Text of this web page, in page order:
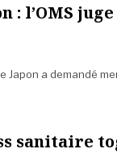
: l’OMS
Japon a demandé
sanitaire